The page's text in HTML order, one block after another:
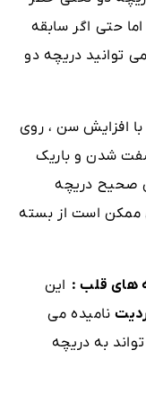
حتی اگر سابقه
توانید دریچه دو
افزایش سن ، روی
شدن و باریک
صحیح دریچه
ممکن است از بسته
های قلب : این
نامیده می
به دریچه